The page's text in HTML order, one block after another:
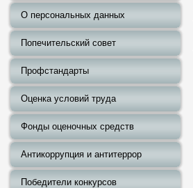
О персональных данных
Попечительский совет
Профстандарты
Оценка условий труда
Фонды оценочных средств
Антикоррупция и антитеррор
Победители конкурсов